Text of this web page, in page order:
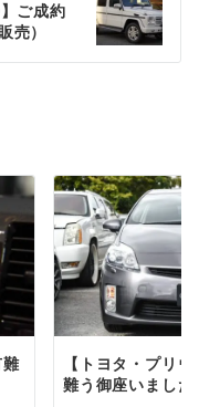
ご成約
売）
難
【トヨタ・プリ
難う御座いまし